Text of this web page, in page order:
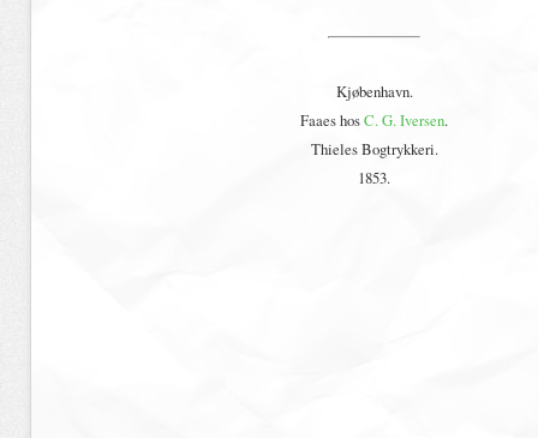
Kjøbenhavn.
Faaes hosC. G. Iversen.
Thieles Bogtrykkeri.
1853.